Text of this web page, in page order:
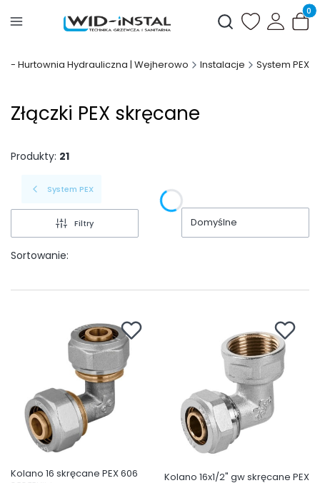
Otwórz
- Hurtownia Hydrauliczna | Wejherowo Instalacje System PEX
Złączki PEX skręcane
Produkty: 21
System PEX
Filtry
Sortowanie:
Domyślne
Kolano 16 skręcane PEX 606
Kolano 16x1/2" gw skręcane PEX